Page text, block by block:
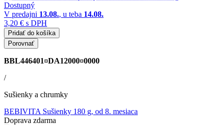
Dostupný
V predajni 13.08., u teba 14.08.
3,20 € s DPH
Pridať do košíka
Porovnať
BBL446401¤DA12000¤0000
/
Sušienky a chrumky
BEBIVITA Sušienky 180 g, od 8. mesiaca
Doprava zdarma